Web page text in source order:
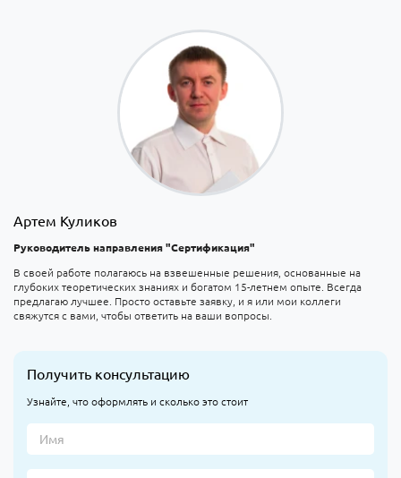
Артем Куликов
Руководитель направления "Сертификация"
В своей работе полагаюсь на взвешенные решения, основанные на
глубоких теоретических знаниях и богатом 15-летнем опыте. Всегда
предлагаю лучшее. Просто оставьте заявку, и я или мои коллеги
свяжутся с вами, чтобы ответить на ваши вопросы.
Получить консультацию
Узнайте, что оформлять и сколько это стоит